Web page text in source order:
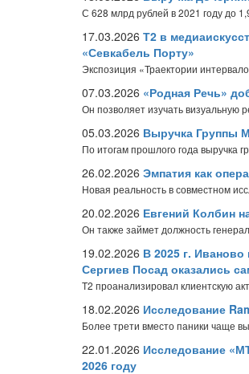
С 628 млрд рублей в 2021 году до
17.03.2026 Т2 в
«Севкабель Порту»
Экспозиция «Траектории
07.03.2026 «Родная Речь»
Он позволяет изучать визуальную
05.03.2026 Выручка Группы
По итогам прошлого года выручка
26.02.2026 Эмпатия как
Новая реальность в совместном
20.02.2026 Евгений Колбин
Он также займет должность
19.02.2026 В 2025 г. Иваново
Сергиев Посад оказались
T2 проанализировал клиентскую
18.02.2026 Исследование
Более трети вместо паники чаще
22.01.2026 Исследование
2026 году